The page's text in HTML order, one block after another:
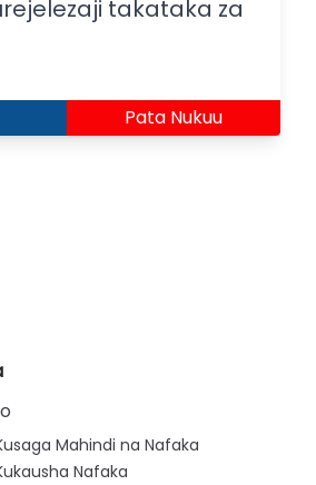
Mahindi na Nafaka
Nafaka
takataka za
Pata Nukuu